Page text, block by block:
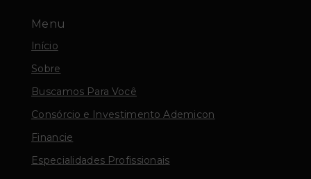
Menu
Início
Sobre
Buscamos Para Você
Consórcio e Investimento Ademicon
Financie
Especialidades Profissionais